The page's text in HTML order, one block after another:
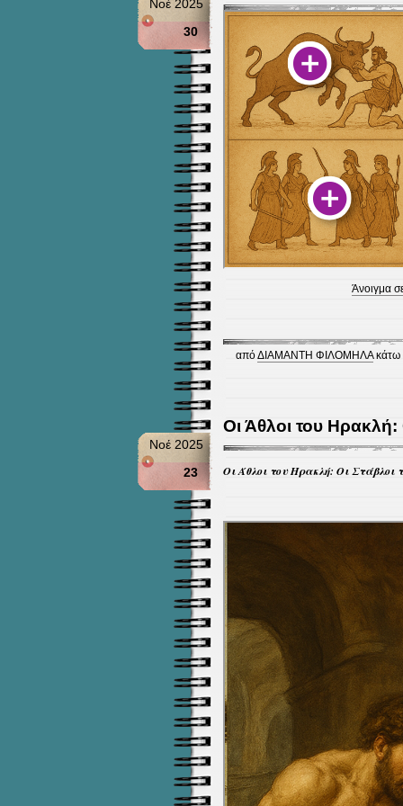
Νοέ 2025
30
Άνοιγμα
απόΔΙΑΜΑΝΤΗ ΦΙΛΟΜΗΛΑκάτω
Οι Άθλοι του Ηρακλή:
Νοέ 2025
23
Οι Άθλοι του Ηρακλή: Οι Στάβλοι